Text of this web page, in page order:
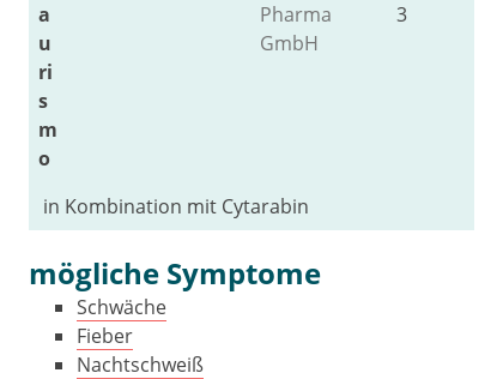
a
u
ri
s
m
o
Pharma
GmbH
3
in Kombination mit Cytarabin
mögliche Symptome
Schwäche
Fieber
Nachtschweiß